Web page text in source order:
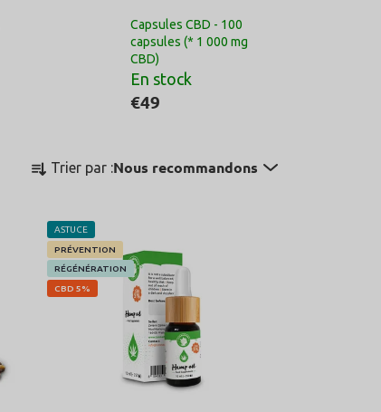
Capsules CBD - 100
capsules (* 1 000 mg
CBD)
En stock
€49
r
Trier par :Nous recommandons
ASTUCE
PRÉVENTION
RÉGÉNÉRATION
CBD 5%